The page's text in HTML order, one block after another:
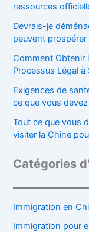
ressources
Devrais-je
peuvent prospérer
Comment Obtenir
Processus Légal à
Exigences de
ce que vous
Tout ce que vous
visiter la Chine
Catégories
Immigration en
Immigration pour